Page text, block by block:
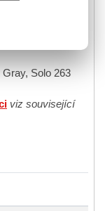
Solo 263
viz související